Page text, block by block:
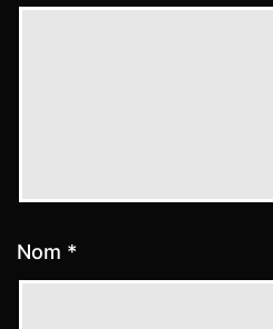
Nom *